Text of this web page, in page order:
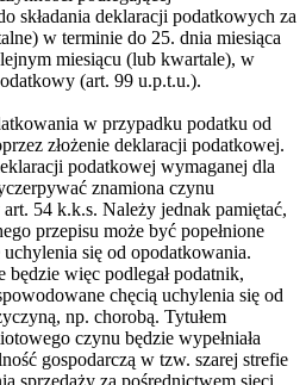
składania deklaracji podatkowych za
w terminie do 25. dnia miesiąca
miesiącu (lub kwartale), w
(art. 99 u.p.t.u.).
w przypadku podatku od
złożenie deklaracji podatkowej.
podatkowej wymaganej dla
znamiona czynu
54 k.k.s. Należy jednak pamiętać,
przepisu może być popełnione
się od opodatkowania.
więc podlegał podatnik,
chęcią uchylenia się od
np. chorobą. Tytułem
czynu będzie wypełniała
gospodarczą w tzw. szarej strefie